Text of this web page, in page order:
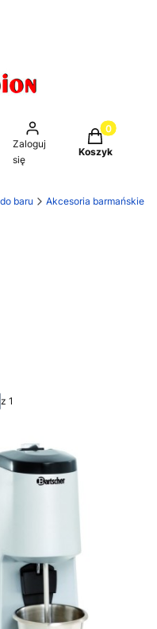
Zaloguj
się
Produkty w
Koszyk
baru Akcesoria barmańskie
z 1